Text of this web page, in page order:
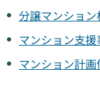
分譲マンション
マンション支援
マンション計